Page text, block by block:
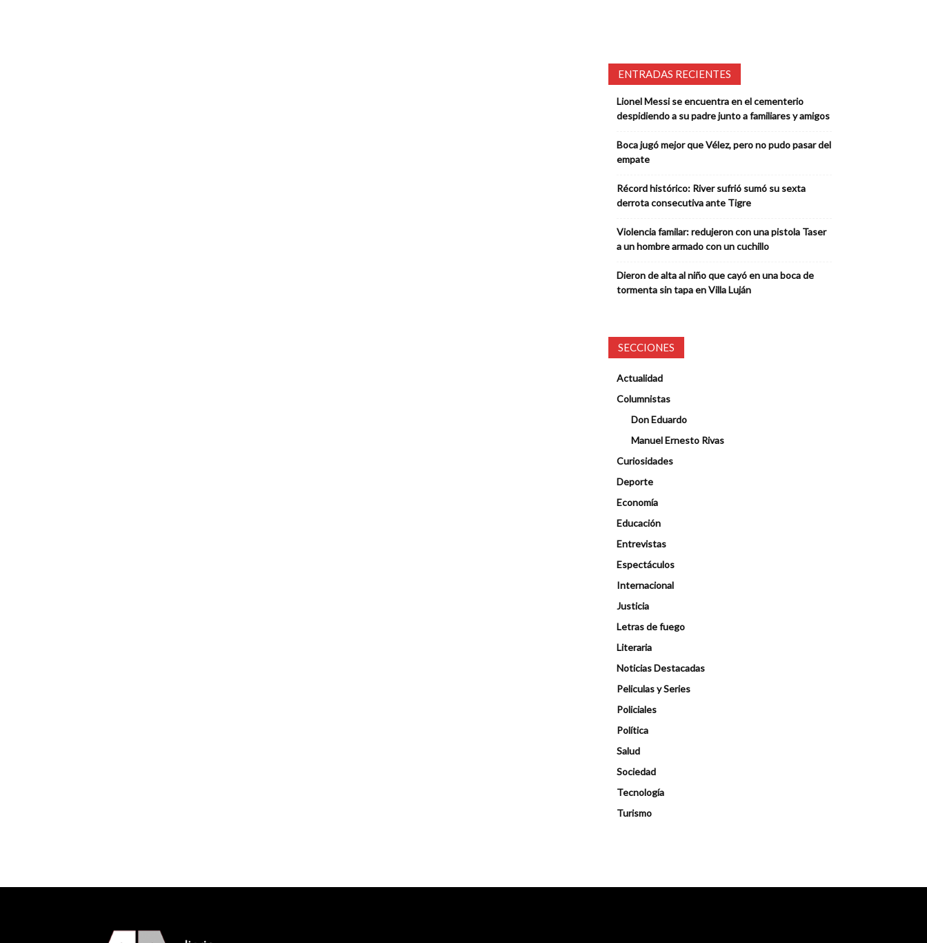
ENTRADAS RECIENTES
Lionel Messi se encuentra en el cementerio
despidiendo a su padre junto a familiares y amigos
Boca jugó mejor que Vélez, pero no pudo pasar del
empate
Récord histórico: River sufrió sumó su sexta
derrota consecutiva ante Tigre
Violencia familar: redujeron con una pistola Taser
a un hombre armado con un cuchillo
Dieron de alta al niño que cayó en una boca de
tormenta sin tapa en Villa Luján
SECCIONES
Actualidad
Columnistas
Don Eduardo
Manuel Ernesto Rivas
Curiosidades
Deporte
Economía
Educación
Entrevistas
Espectáculos
Internacional
Justicia
Letras de fuego
Literaria
Noticias Destacadas
Peliculas y Series
Policiales
Política
Salud
Sociedad
Tecnología
Turismo